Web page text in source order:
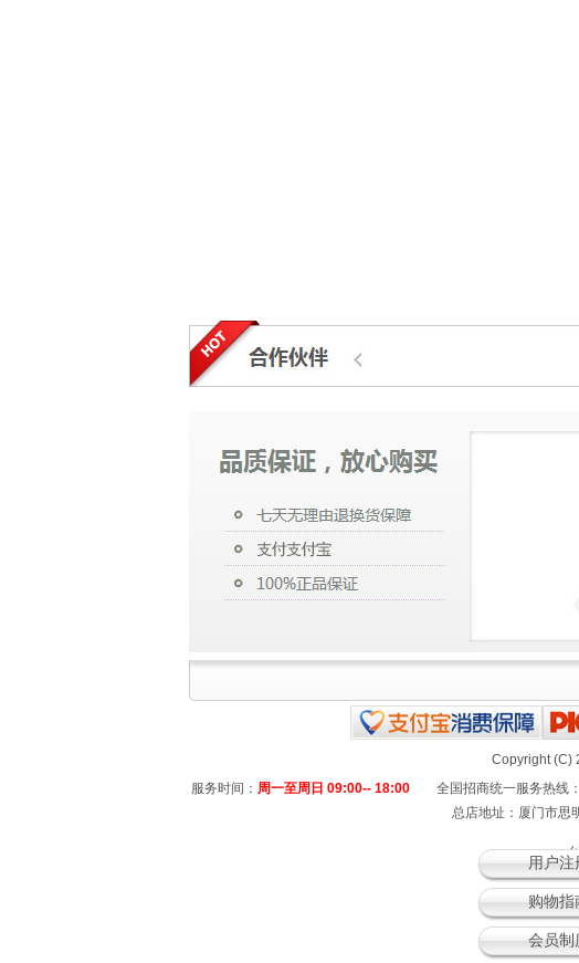
Copyright
服务时间： 周一至周日 09:00-- 18:00全国招商统一服务热线：
总店地址：厦门市思
、台
用户注
购物指
会员制